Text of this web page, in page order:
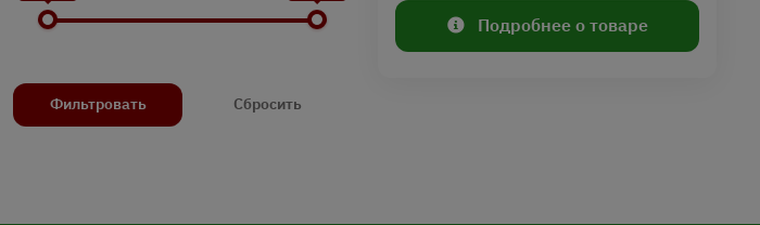
Фильтровать Сбросить
Подробнее о товаре